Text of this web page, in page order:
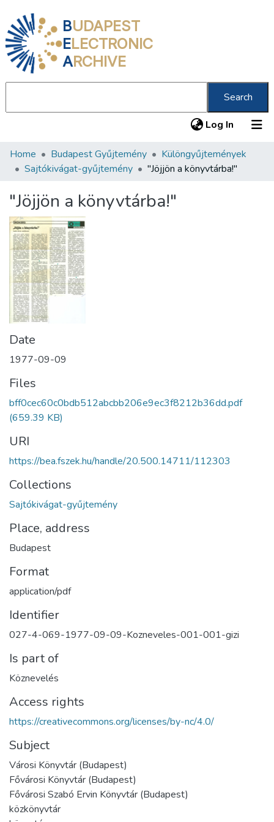
BUDAPEST
ELECTRONIC
ARCHIVE
Search
Log In (current)
Communities & Collections
Statistics
About us
Home Budapest Gyűjtemény
Különgyűjtemények
Sajtókivágat-gyűjtemény
"Jöjjön a könyvtárba!"
"Jöjjön a könyvtárba!"
Date
1977-09-09
Files
bff0cec60c0bdb512abcbb206e9ec3f8212b36dd.pdf
(659.39 KB)
URI
https://bea.fszek.hu/handle/20.500.14711/112303
Collections
Sajtókivágat-gyűjtemény
Place, address
Budapest
Format
application/pdf
Identifier
027-4-069-1977-09-09-Kozneveles-001-001-gizi
Is part of
Köznevelés
Access rights
https://creativecommons.org/licenses/by-nc/4.0/
Subject
Városi Könyvtár (Budapest)
Fővárosi Könyvtár (Budapest)
Fővárosi Szabó Ervin Könyvtár (Budapest)
közkönyvtár